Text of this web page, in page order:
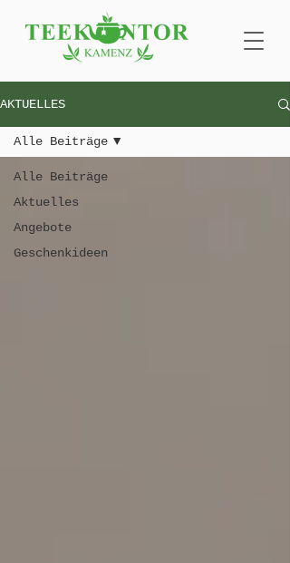
AKTUELLES
Alle Beiträge
Aktuelles
Angebote
Geschenkideen
Alle Beiträge